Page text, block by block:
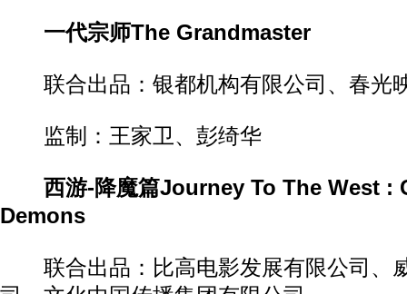
一代宗师The Grandmaster
联合出品：银都机构有限公司、春光
监制：王家卫、彭绮华
西游-降魔篇Journey To The West :
Demons
联合出品：比高电影发展有限公司、